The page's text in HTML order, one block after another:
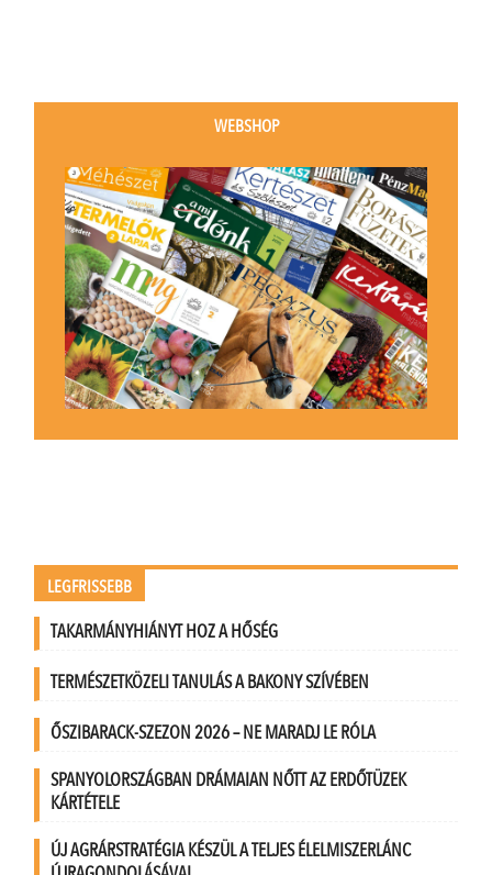
WEBSHOP
LEGFRISSEBB
TAKARMÁNYHIÁNYT HOZ A HŐSÉG
TERMÉSZETKÖZELI TANULÁS A BAKONY SZÍVÉBEN
ŐSZIBARACK-SZEZON 2026 – NE MARADJ LE RÓLA
SPANYOLORSZÁGBAN DRÁMAIAN NŐTT AZ ERDŐTÜZEK
KÁRTÉTELE
ÚJ AGRÁRSTRATÉGIA KÉSZÜL A TELJES ÉLELMISZERLÁNC